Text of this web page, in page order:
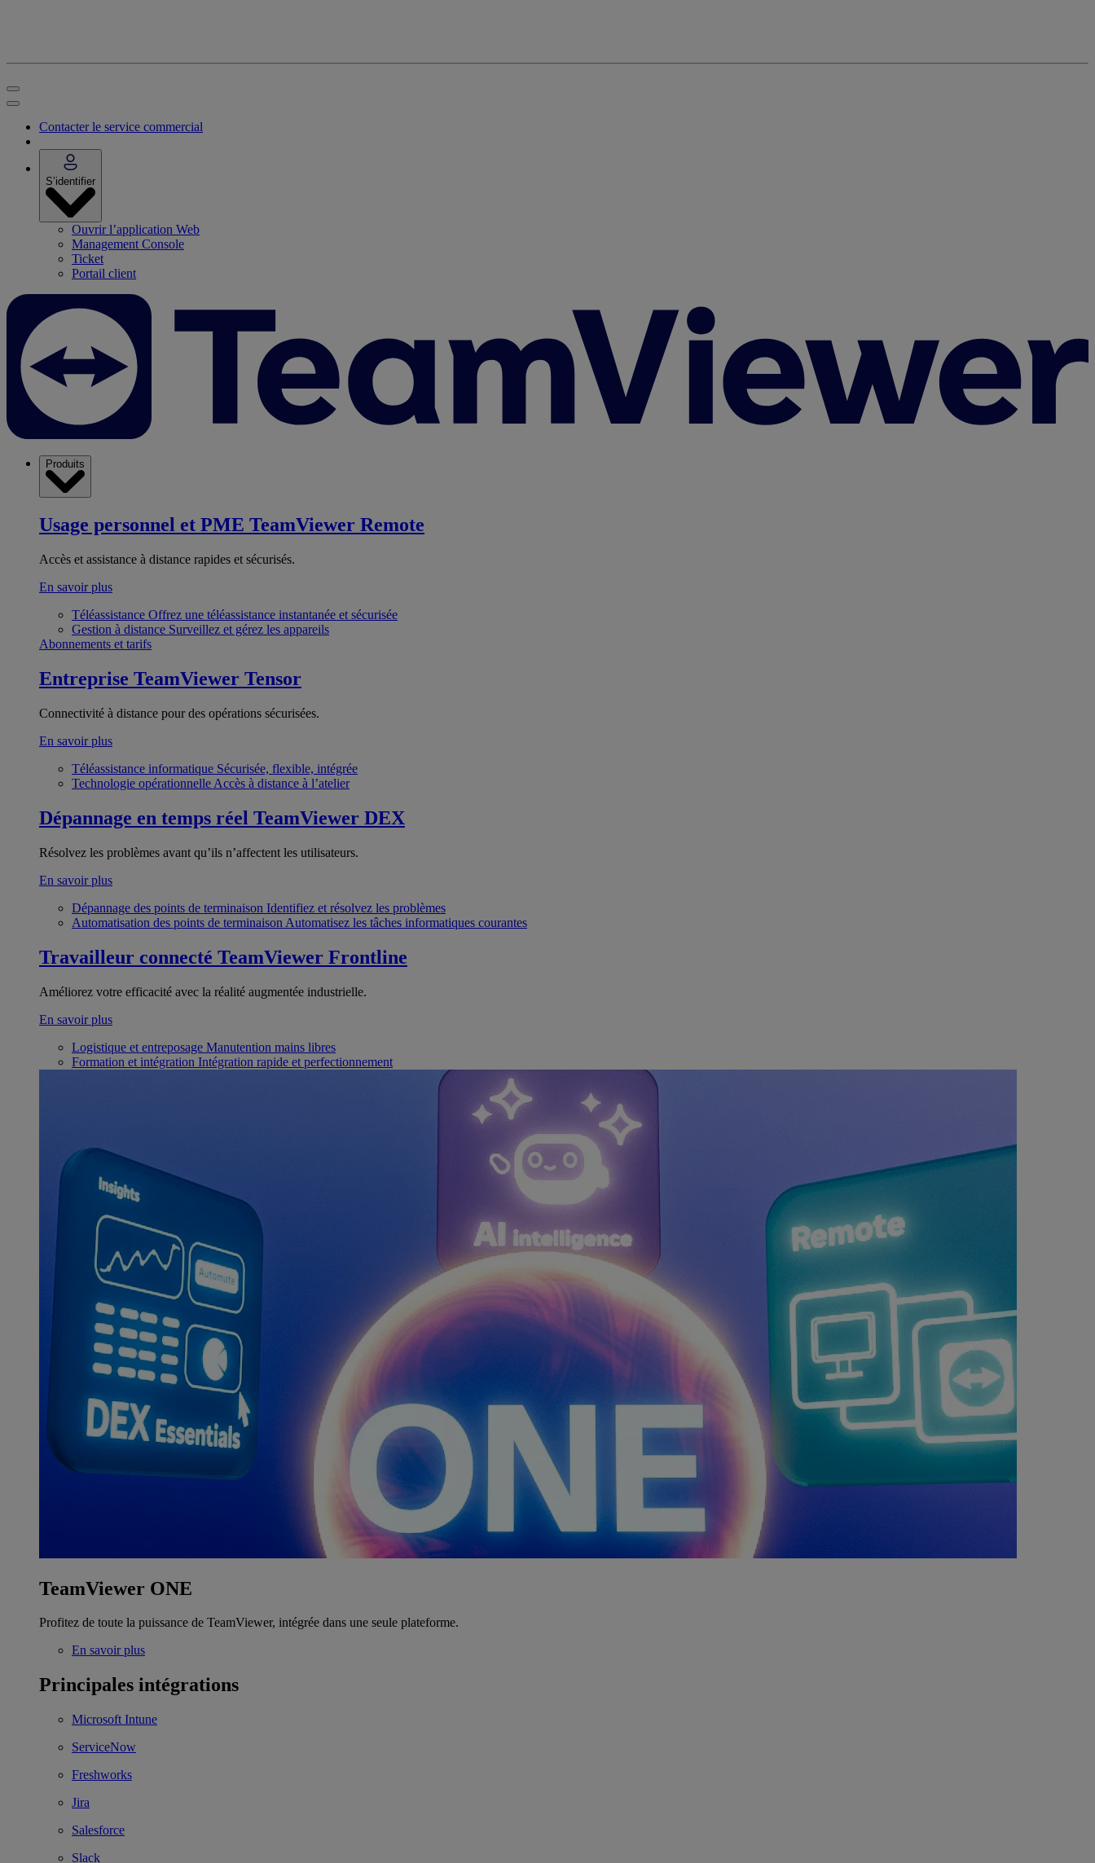
Contacter le service commercial
S’identifier
Ouvrir l’application Web
Management Console
Ticket
Portail client
Produits
Usage personnel et PME TeamViewer Remote
Accès et assistance à distance rapides et sécurisés.
En savoir plus
Téléassistance Offrez une téléassistance instantanée et sécurisée
Gestion à distance Surveillez et gérez les appareils
Abonnements et tarifs
Entreprise TeamViewer Tensor
Connectivité à distance pour des opérations sécurisées.
En savoir plus
Téléassistance informatique Sécurisée, flexible, intégrée
Technologie opérationnelle Accès à distance à l’atelier
Dépannage en temps réel TeamViewer DEX
Résolvez les problèmes avant qu’ils n’affectent les utilisateurs.
En savoir plus
Dépannage des points de terminaison Identifiez et résolvez les problèmes
Automatisation des points de terminaison Automatisez les tâches informatiques courantes
Travailleur connecté TeamViewer Frontline
Améliorez votre efficacité avec la réalité augmentée industrielle.
En savoir plus
Logistique et entreposage Manutention mains libres
Formation et intégration Intégration rapide et perfectionnement
TeamViewer ONE
Profitez de toute la puissance de TeamViewer, intégrée dans une seule plateforme.
En savoir plus
Principales intégrations
Microsoft Intune
ServiceNow
Freshworks
Jira
Salesforce
Slack